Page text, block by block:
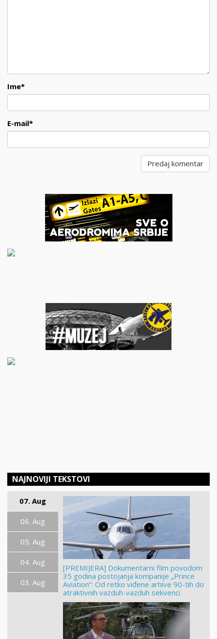
Ime*
E-mail*
NAJNOVIJI TEKSTOVI
07. Aug
06. Aug
05. Aug
04. Aug
03. Aug
[PREMIJERA] Dokumentarni film povodom
35 godina postojanja kompanije „Prince
Aviation“: Od retko viđene arhive 90-tih do
atraktivnih vazduh-vazduh sekvenci